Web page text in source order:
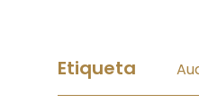
Etiqueta